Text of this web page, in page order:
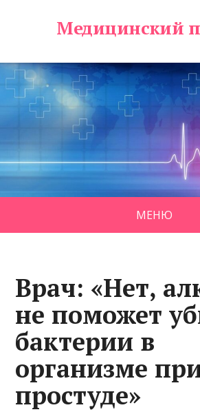
Медицинский
МЕНЮ
Врач: «Нет,
не поможет
бактерии в
организме
простуде»